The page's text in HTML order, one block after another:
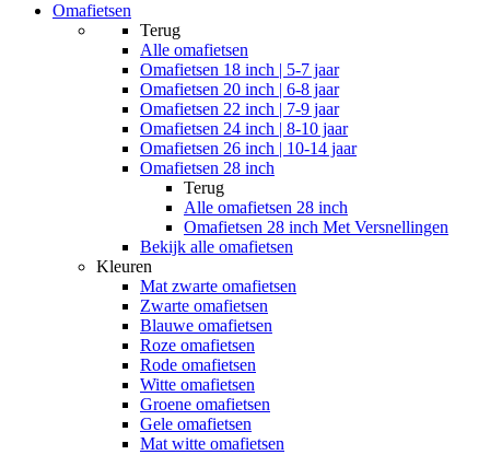
Omafietsen
Terug
Alle omafietsen
Omafietsen 18 inch | 5-7 jaar
Omafietsen 20 inch | 6-8 jaar
Omafietsen 22 inch | 7-9 jaar
Omafietsen 24 inch | 8-10 jaar
Omafietsen 26 inch | 10-14 jaar
Omafietsen 28 inch
Terug
Alle omafietsen 28 inch
Omafietsen 28 inch Met Versnellingen
Bekijk alle omafietsen
Kleuren
Mat zwarte omafietsen
Zwarte omafietsen
Blauwe omafietsen
Roze omafietsen
Rode omafietsen
Witte omafietsen
Groene omafietsen
Gele omafietsen
Mat witte omafietsen